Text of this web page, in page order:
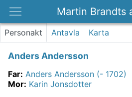
Martin Brandts
Platser
Kontakt
Personakt Antavla Karta
Anders Andersson
Far: Anders Andersson (- 1702)
Mor: Karin Jonsdotter